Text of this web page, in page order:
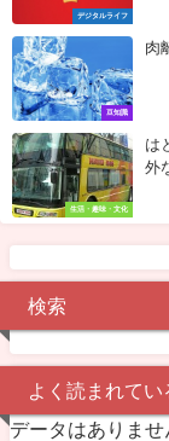
デジタルライフ
豆知識
肉
生活・趣味・文化
は
外
検索
よく読まれてい
データはありませ